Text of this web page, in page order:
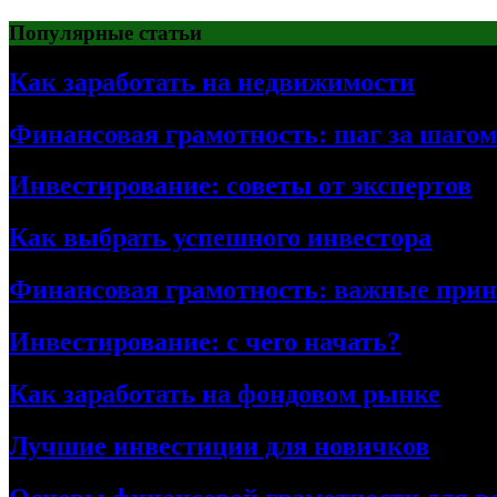
Перейти
к
содержимому
Популярные статьи
Как заработать на недвижимости
Финансовая грамотность: шаг за шагом
Инвестирование: советы от экспертов
Как выбрать успешного инвестора
Финансовая грамотность: важные
Инвестирование: с чего начать?
Как заработать на фондовом рынке
Лучшие инвестиции для новичков